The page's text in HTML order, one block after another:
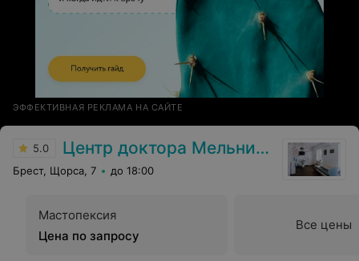
ЭФФЕКТИВНАЯ РЕКЛАМА НА САЙТЕ
5.0 Центр доктора Мельникова В.Н.
Брест, Щорса, 7 до 18:00
Мастопексия
Цена по запросу
Все цены